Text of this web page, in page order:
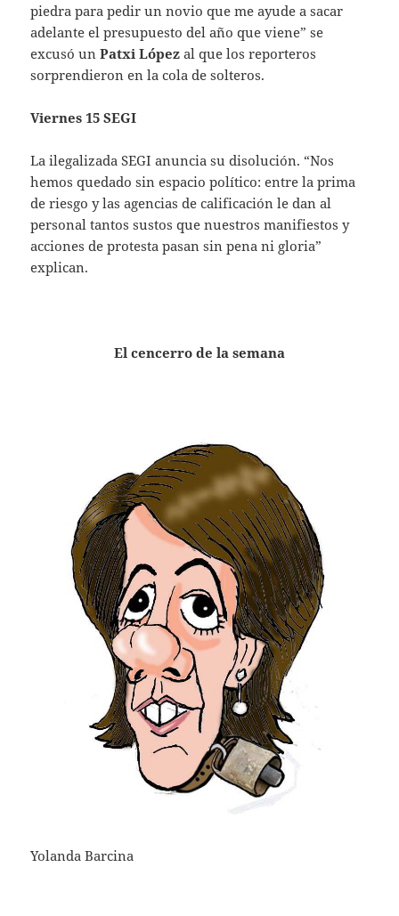
piedra para pedir un novio que me ayude a sacar
adelante el presupuesto del año que viene” se
excusó unPatxi López al que los reporteros
sorprendieron en la cola de solteros.
Viernes 15 SEGI
La ilegalizada SEGI anuncia su disolución. “Nos
hemos quedado sin espacio político: entre la prima
de riesgo y las agencias de calificación le dan al
personal tantos sustos que nuestros manifiestos y
acciones de protesta pasan sin pena ni gloria”
explican.
El cencerro de la semana
Yolanda Barcina